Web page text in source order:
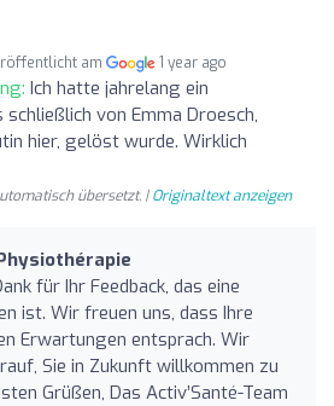
am 1 year ago
Ich hatte jahrelang ein
von Emma Droesch,
hier, gelöst wurde. Wirklich
übersetzt. |Originaltext anzeigen
für Ihr Feedback, das eine
ist. Wir freuen uns, dass Ihre
Erwartungen entsprach. Wir
Sie in Zukunft willkommen zu
Grüßen, Das Activ’Santé-Team